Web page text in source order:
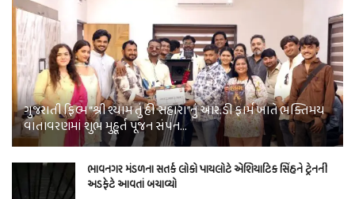
ગુજરાતી ફિલ્મ “શ્રી શ્યામ તું હી સહારા”નું આર.ડી ફાર્મ ખાતે ભક્તિમય
વાતાવરણમાં શુભ મુહૂર્ત પૂજન સંપન…
ભાવનગર મંડળના સતર્ક લોકો પાયલોટે એશિયાટિક સિંહને ટ્રેનની
અડફેટે આવતાં બચાવ્યો